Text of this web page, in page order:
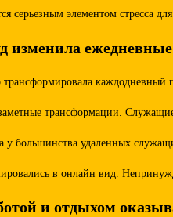
серьезным элементом
изменила
трансформировала
трансформации.
у большинства удаленных
в онлайн вид.
и отдыхом